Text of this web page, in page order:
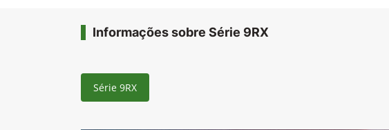
Informações sobre Série 9RX
Série 9RX